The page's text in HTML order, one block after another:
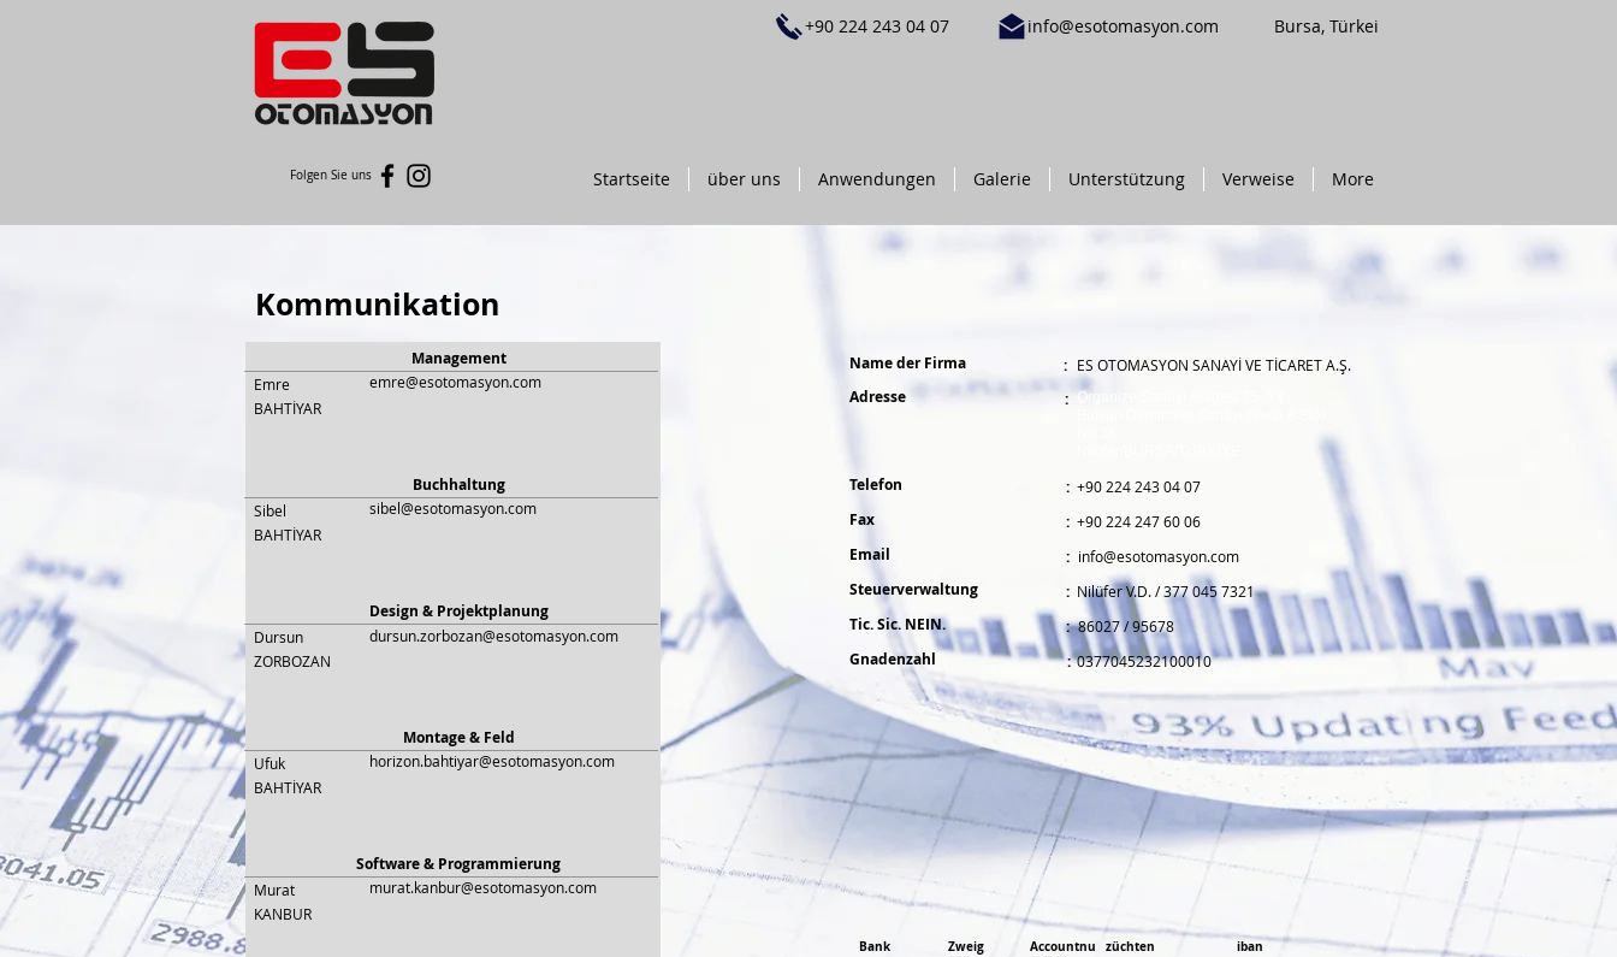
Folgen Sie uns
+90 224 243 04 07 info@esotomasyon.com Bursa, Türkei
Startseite über uns Anwendungen Galerie Unterstützung Verweise More
Kommunikation
Emre
BAHTİYAR
Management
emre@esotomasyon.com
Sibel
BAHTİYAR
Buchhaltung
sibel@esotomasyon.com
Dursun
ZORBOZAN
Design & Projektplanung
dursun.zorbozan@esotomasyon.com
Ufuk
BAHTİYAR
Montage & Feld
horizon.bahtiyar@esotomasyon.com
Murat
KANBUR
Software & Programmierung
murat.kanbur@esotomasyon.com
Name der Firma
Adresse
: ES OTOMASYON SANAYİ VE TİCARET A.Ş.
: Organize Sanayi Bölgesi 75. Yıl
Telefon
Fax
Email
Steuerverwaltung
Tic. Sic. NEIN.
Gnadenzahl
: +90 224 243 04 07
: +90 224 247 60 06
: info@esotomasyon.com
: Nilüfer V.D. / 377 045 7321
: 86027 / 95678
: 0377045232100010
Bank Zweig Accountnu züchten iban